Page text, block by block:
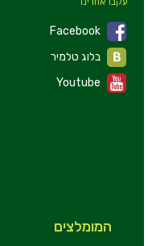
Facebook
Youtube
המומלצים